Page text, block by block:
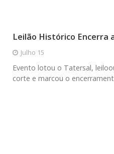
Leilão Histórico Encerra
Julho 15
Evento lotou o Tatersal,
corte e marcou o